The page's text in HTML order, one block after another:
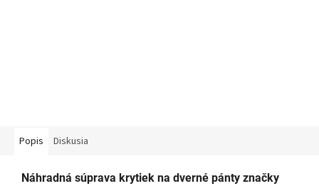
Popis Diskusia
Náhradná súprava krytiek na dverné pánty značky